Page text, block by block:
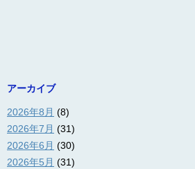
アーカイブ
2026年8月 (8)
2026年7月 (31)
2026年6月 (30)
2026年5月 (31)